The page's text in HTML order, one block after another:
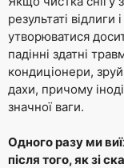
результаті
утворюватися
падінні здатні
кондиціонери,
дахи, причому
значної ваги.
Одного разу ми
після того, як зі